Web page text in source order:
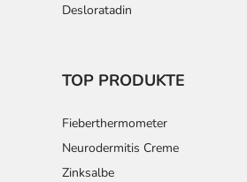
Desloratadin
TOP PRODUKTE
Fieberthermometer
Neurodermitis Creme
Zinksalbe